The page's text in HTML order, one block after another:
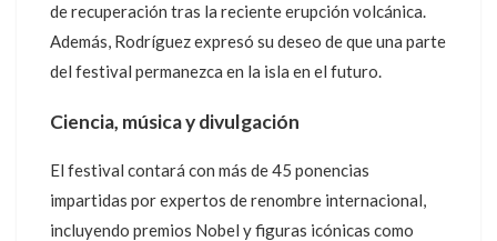
de recuperación tras la reciente erupción volcánica.
Además, Rodríguez expresó su deseo de que una parte
del festival permanezca en la isla en el futuro.
Ciencia, música y divulgación
El festival contará con más de 45 ponencias
impartidas por expertos de renombre internacional,
incluyendo premios Nobel y figuras icónicas como